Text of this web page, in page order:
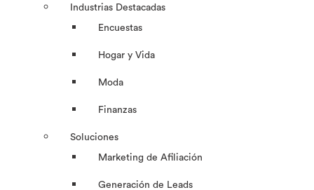
Industrias Destacadas
Encuestas
Hogar y Vida
Moda
Finanzas
Soluciones
Marketing de Afiliación
Generación de Leads